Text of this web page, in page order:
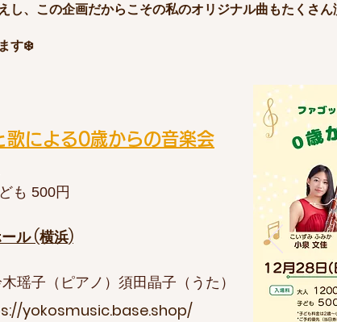
し、この企画だからこその私のオリジナル曲もたくさん
す❄️
歌による0歳からの音楽会
も 500円
ル (横浜)
瑶子（ピアノ）須田晶子（うた）
yokosmusic.base.shop/